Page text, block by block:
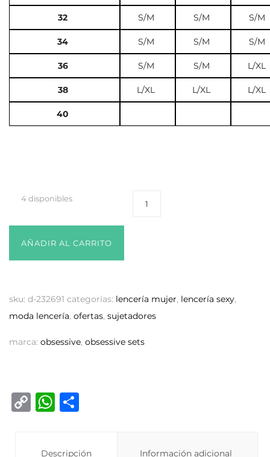
32 S/M S/M S/M
34 S/M S/M S/M
36 S/M S/M L/XL
38 L/XL L/XL L/XL
40
4 disponibles
AÑADIR AL CARRITO
sku: d-232691 categorías: lencería mujer, lencería sexy,
moda lencería, ofertas, sujetadores
marca: obsessive, obsessive sets
C
W
Descripción Información adicional